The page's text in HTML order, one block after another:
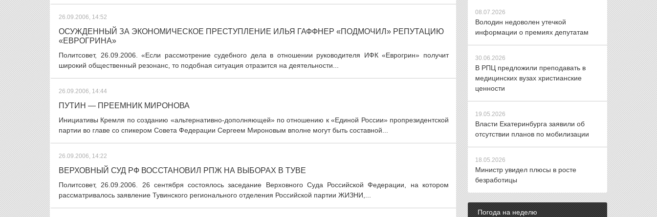
26.09.2006, 14:52
ОСУЖДЕННЫЙ ЗА ЭКОНОМИЧЕСКОЕ ПРЕСТУПЛЕНИЕ ИЛЬЯ ГАФФНЕР «ПОДМОЧИЛ» РЕПУТАЦИЮ
«ЕВРОГРИНА»
Политсовет, 26.09.2006. «Если рассмотрение судебного дела в отношении руководителя ИФК «Еврогрин» получит
широкий общественный резонанс, то подобная ситуация отразится на деятельности...
26.09.2006, 14:44
ПУТИН — ПРЕЕМНИК МИРОНОВА
Инициативы Кремля по созданию «альтернативно-дополняющей» по отношению к «Единой России» пропрезидентской
партии во главе со спикером Совета Федерации Сергеем Мироновым вполне могут быть составной...
26.09.2006, 14:22
ВЕРХОВНЫЙ СУД РФ ВОССТАНОВИЛ РПЖ НА ВЫБОРАХ В ТУВЕ
Политсовет, 26.09.2006. 26 сентября состоялось заседание Верховного Суда Российской Федерации, на котором
рассматривалось заявление Тувинского регионального отделения Российской партии ЖИЗНИ,...
08.07.2026
Володин недоволен утечкой
информации о премиях депутатам
30.06.2026
В РПЦ предложили преподавать в
медицинских вузах христианские
ценности
19.05.2026
Власти Екатеринбурга заявили об
отсутствии планов по мобилизации
18.05.2026
Министр увидел плюсы в росте
безработицы
Погода на неделю